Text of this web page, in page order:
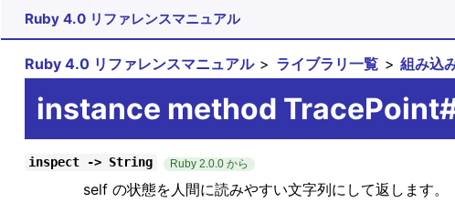
Ruby 4.0 リファレンスマニュアル
Ruby 4.0 リファレンスマニュアル ライブラリ一覧 組み込
instance method
inspect -> String Ruby 2.0.0 から
self の状態を人間に読みやすい文字列にして返します。